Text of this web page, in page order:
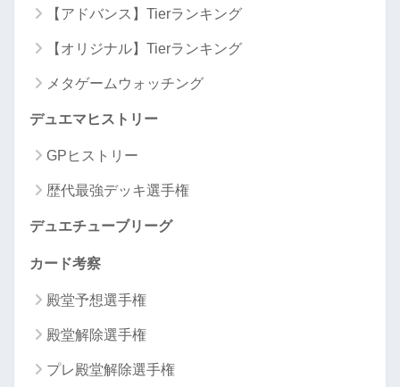
【アドバンス】Tierランキング
【オリジナル】Tierランキング
メタゲームウォッチング
デュエマヒストリー
GPヒストリー
歴代最強デッキ選手権
デュエチューブリーグ
カード考察
殿堂予想選手権
殿堂解除選手権
プレ殿堂解除選手権